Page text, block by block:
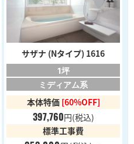
サザナ (Nタイプ) 1616
1坪
ミディアム系
本体特価 [60%OFF]
397,760円(税込)
標準工事費